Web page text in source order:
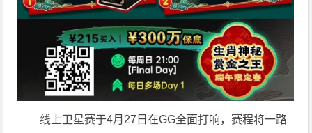
线上卫星赛于4月27日在GG全面打响，赛程将一路